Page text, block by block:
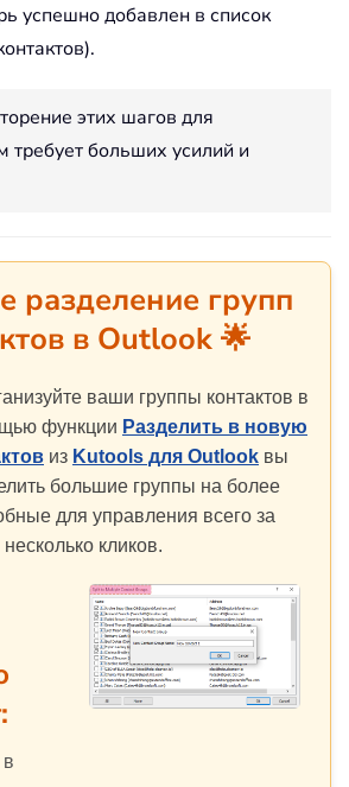
успешно добавлен в список
этих шагов для
требует больших усилий и
разделение групп
в Outlook 🌟
ваши группы контактов в
функции Разделить в новую
из Kutools для Outlook вы
большие группы на более
для управления всего за
несколько кликов.